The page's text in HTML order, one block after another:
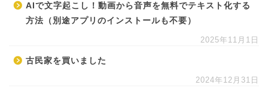
AIで文字起こし！動画から音声を無料でテキスト化する
方法（別途アプリのインストールも不要）
2025年11月1日
古民家を買いました
2024年12月31日